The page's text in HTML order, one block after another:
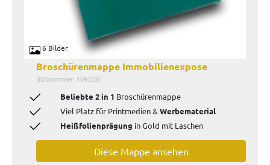
6 Bilder
Broschürenmappe Immobilienexpose
(IDSnummer: 109323)
Beliebte 2 in 1 Broschürenmappe
Viel Platz für Printmedien & Werbematerial
Heißfolienprägung in Gold mit Laschen
Diese Mappe ansehen